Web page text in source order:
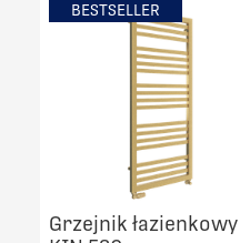
BESTSELLER
Grzejnik łazienkowy